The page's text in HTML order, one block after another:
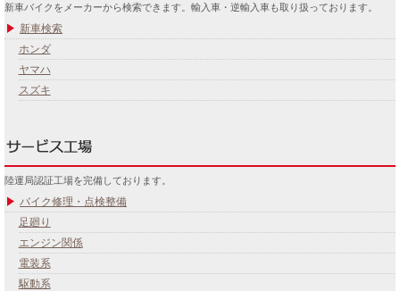
新車バイクをメーカーから検索できます。輸入車・逆輸入車も取り扱っております。
新車検索
ホンダ
ヤマハ
スズキ
陸運局認証工場を完備しております。
バイク修理・点検整備
足廻り
エンジン関係
電装系
駆動系